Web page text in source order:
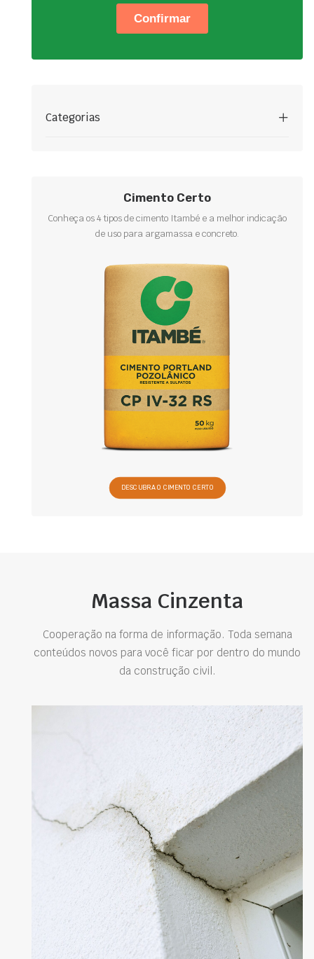
Categorias
Cimento Certo
Conheça os 4 tipos de cimento Itambé e a melhor indicação
de uso para argamassa e concreto.
DESCUBRA O CIMENTO CERTO
Massa Cinzenta
Cooperação na forma de informação. Toda semana
conteúdos novos para você ficar por dentro do mundo
da construção civil.